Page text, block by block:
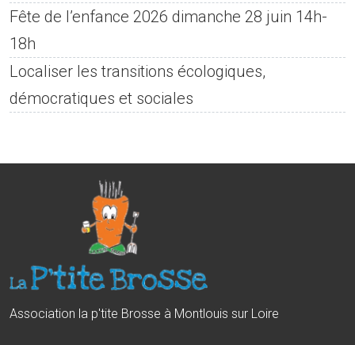
Fête de l’enfance 2026 dimanche 28 juin 14h-
18h
Localiser les transitions écologiques,
démocratiques et sociales
Association la p'tite Brosse à Montlouis sur Loire